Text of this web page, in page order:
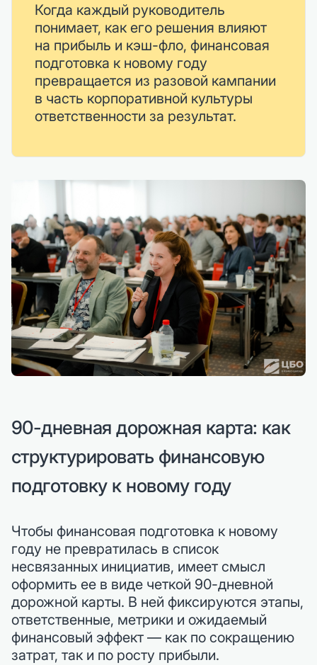
Когда каждый руководитель
понимает, как его решения влияют
на прибыль и кэш-фло, финансовая
подготовка к новому году
превращается из разовой кампании
в часть корпоративной культуры
ответственности за результат.
90-дневная дорожная карта: как
структурировать финансовую
подготовку к новому году
Чтобы финансовая подготовка к новому
году не превратилась в список
несвязанных инициатив, имеет смысл
оформить ее в виде четкой 90-дневной
дорожной карты. В ней фиксируются этапы,
ответственные, метрики и ожидаемый
финансовый эффект — как по сокращению
затрат, так и по росту прибыли.